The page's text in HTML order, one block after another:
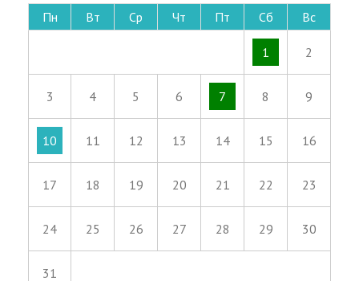
Пн Вт Ср Чт Пт Сб Вс
1 2
3 4 5 6 7 8 9
10 11 12 13 14 15 16
17 18 19 20 21 22 23
24 25 26 27 28 29 30
31